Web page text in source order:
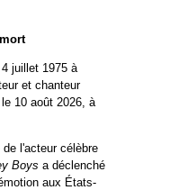
juillet 1975 à
et chanteur
10 août 2026, à
de l'acteur célèbre
Boys a déclenché
aux États-